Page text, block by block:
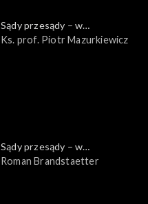
Sądy przesądy – w
powiększeniu
Ks. prof. Piotr Mazurkiewicz
Sądy przesądy – w
powiększeniu
Roman Brandstaetter